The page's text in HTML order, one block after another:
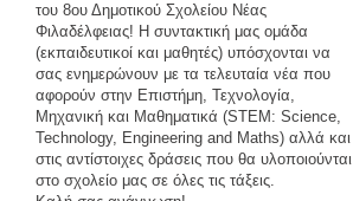
του 8ου Δημοτικού Σχολείου Νέας
Φιλαδέλφειας! Η συντακτική μας ομάδα
(εκπαιδευτικοί και μαθητές) υπόσχονται να
σας ενημερώνουν με τα τελευταία νέα που
αφορούν στην Επιστήμη, Τεχνολογία,
Μηχανική και Μαθηματικά (STEM: Science,
Technology, Engineering and Maths) αλλά και
στις αντίστοιχες δράσεις που θα υλοποιούνται
στο σχολείο μας σε όλες τις τάξεις.